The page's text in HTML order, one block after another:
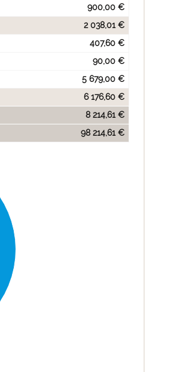
900,00 €
2 038,01 €
407,60 €
90,00 €
5 679,00 €
6 176,60 €
8 214,61 €
98 214,61 €